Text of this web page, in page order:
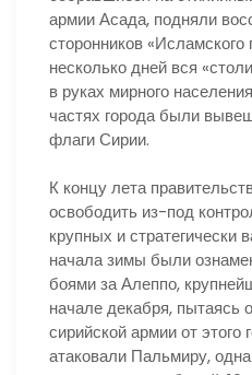
армии Асада, подняли
сторонников «Исламского
несколько дней вся
в руках мирного
частях города были
флаги Сирии.
К концу лета
освободить из-под
крупных и стратегически
начала зимы были
боями за Алеппо,
начале декабря, пытаясь
сирийской армии от этого
атаковали Пальмиру,